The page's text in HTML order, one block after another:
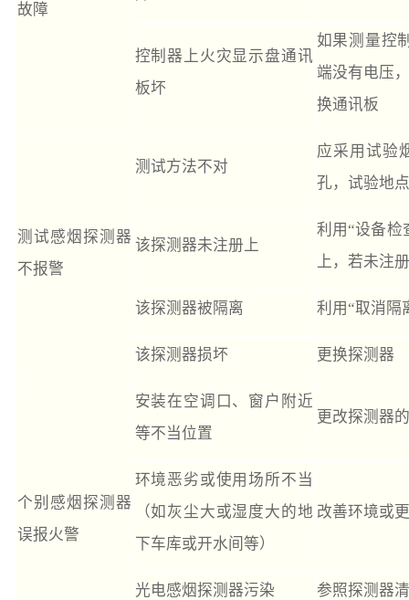
故障
控制器上火灾显示盘通讯
板坏
如果测量控
端没有电压
换通讯板
测试感烟探测器
不报警
测试方法不对
应采用试验
孔，试验地
该探测器未注册上
利用“设备检
上，若未注
该探测器被隔离 利用“取消隔
该探测器损坏 更换探测器
个别感烟探测器
误报火警
安装在空调口、窗户附近
等不当位置
更改探测器
环境恶劣或使用场所不当
（如灰尘大或湿度大的地
下车库或开水间等）
改善环境或
光电感烟探测器污染 参照探测器